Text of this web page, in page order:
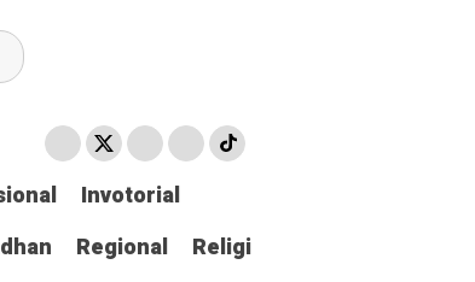
Invotorial
Regional
Religi
Invotorial
Regional
Religi